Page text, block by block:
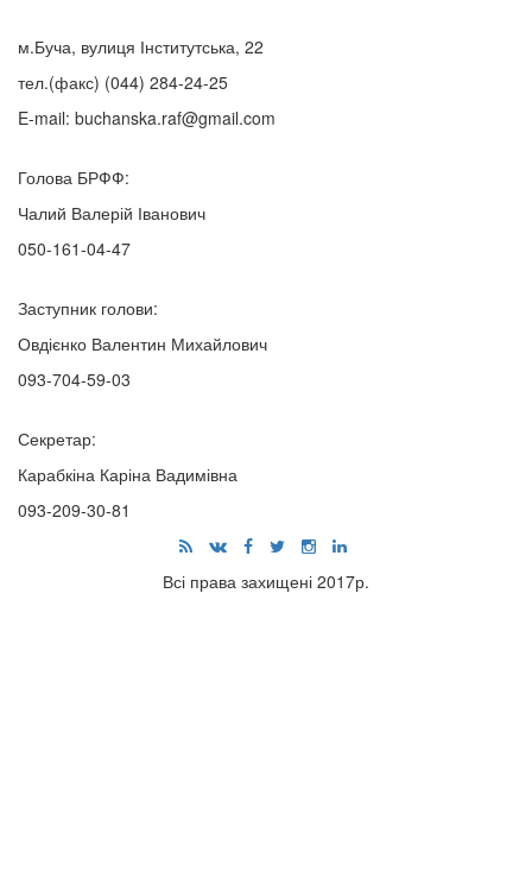
м.Буча, вулиця Інститутська, 22
тел.(факс) (044) 284-24-25
E-mail: buchanska.raf@gmail.com
Голова БРФФ:
Чалий Валерій Іванович
050-161-04-47
Заступник голови:
Овдієнко Валентин Михайлович
093-704-59-03
Секретар:
Карабкіна Каріна Вадимівна
093-209-30-81
Всі права захищені 2017р.